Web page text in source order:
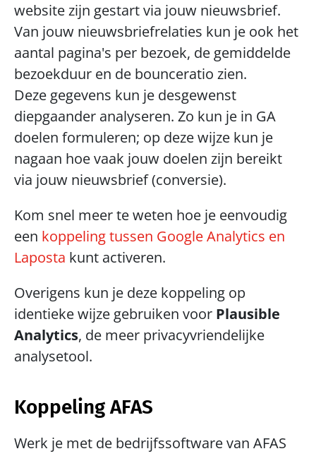
website zijn gestart via jouw nieuwsbrief.
Van jouw nieuwsbriefrelaties kun je ook het
aantal pagina's per bezoek, de gemiddelde
bezoekduur en de bounceratio zien.
Deze gegevens kun je desgewenst
diepgaander analyseren. Zo kun je in GA
doelen formuleren; op deze wijze kun je
nagaan hoe vaak jouw doelen zijn bereikt
via jouw nieuwsbrief (conversie).
Kom snel meer te weten hoe je eenvoudig
een koppeling tussen Google Analytics en
Laposta kunt activeren.
Overigens kun je deze koppeling op
identieke wijze gebruiken voor Plausible
Analytics, de meer privacyvriendelijke
analysetool.
Koppeling AFAS
Werk je met de bedrijfssoftware van AFAS